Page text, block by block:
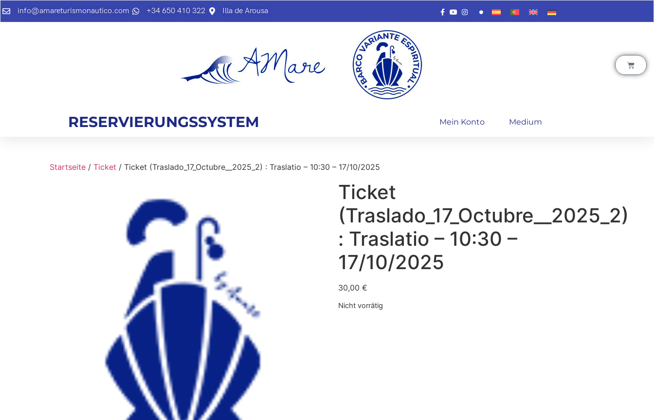
info@amareturismonautico.com +34 650 410 322 Illa de Arousa
RESERVIERUNGSSYSTEM Mein Konto Medium
Startseite / Ticket / Ticket (Traslado_17_Octubre__2025_2) : Traslatio – 10:30 – 17/10/2025
Ticket
(Traslado_17_Octubre__2025_2)
: Traslatio – 10:30 –
17/10/2025
30,00 €
Nicht vorrätig